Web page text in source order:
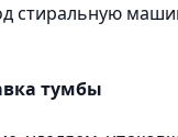
стиральную
тумбы